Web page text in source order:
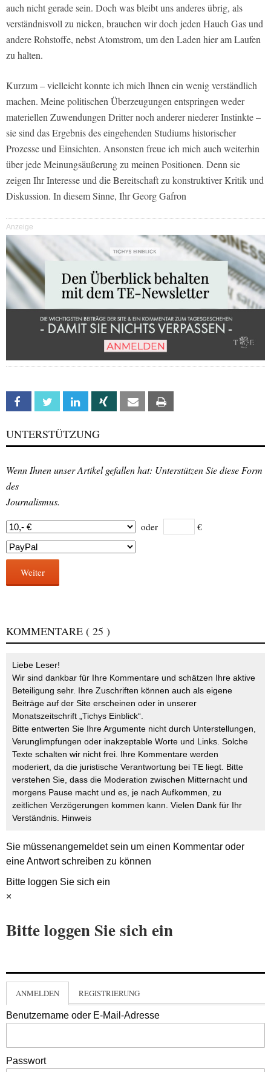
auch nicht gerade sein. Doch was bleibt uns anderes übrig, als
verständnisvoll zu nicken, brauchen wir doch jeden Hauch Gas und
andere Rohstoffe, nebst Atomstrom, um den Laden hier am Laufen
zu halten.
Kurzum – vielleicht konnte ich mich Ihnen ein wenig verständlich
machen. Meine politischen Überzeugungen entspringen weder
materiellen Zuwendungen Dritter noch anderer niederer Instinkte –
sie sind das Ergebnis des eingehenden Studiums historischer
Prozesse und Einsichten. Ansonsten freue ich mich auch weiterhin
über jede Meinungsäußerung zu meinen Positionen. Denn sie
zeigen Ihr Interesse und die Bereitschaft zu konstruktiver Kritik und
Diskussion. In diesem Sinne, Ihr Georg Gafron
Anzeige
Facebook Twitter Linkedin Xing Email
UNTERSTÜTZUNG
Wenn Ihnen unser Artikel gefallen hat: Unterstützen Sie diese Form
des
Journalismus.
oder €
Weiter
KOMMENTARE ( 25 )
Liebe Leser!
Wir sind dankbar für Ihre Kommentare und schätzen Ihre aktive
Beteiligung sehr. Ihre Zuschriften können auch als eigene
Beiträge auf der Site erscheinen oder in unserer
Monatszeitschrift „Tichys Einblick“.
Bitte entwerten Sie Ihre Argumente nicht durch Unterstellungen,
Verunglimpfungen oder inakzeptable Worte und Links. Solche
Texte schalten wir nicht frei. Ihre Kommentare werden
moderiert, da die juristische Verantwortung bei TE liegt. Bitte
verstehen Sie, dass die Moderation zwischen Mitternacht und
morgens Pause macht und es, je nach Aufkommen, zu
zeitlichen Verzögerungen kommen kann. Vielen Dank für Ihr
Verständnis. Hinweis
Sie müssenangemeldetsein um einen Kommentar oder
eine Antwort schreiben zu können
Bitte loggen Sie sich ein
×
Bitte loggen Sie sich ein
ANMELDEN REGISTRIERUNG
Benutzername oder E-Mail-Adresse
Passwort